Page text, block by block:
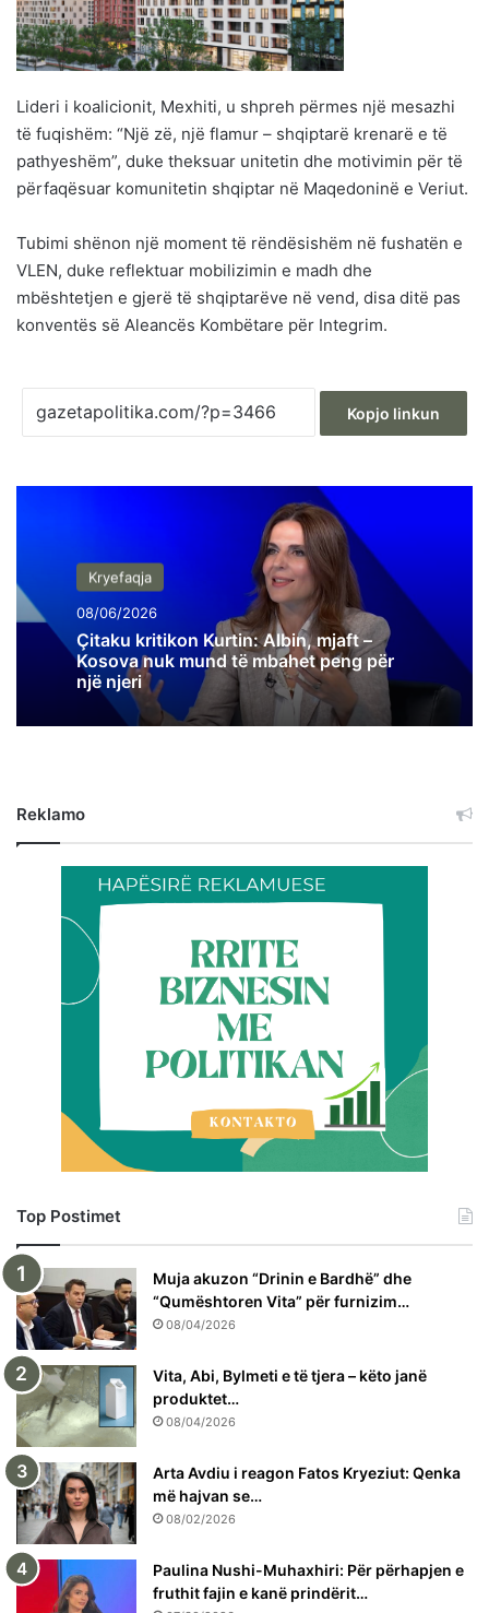
Lideri i koalicionit, Mexhiti, u shpreh përmes një mesazhi
të fuqishëm: “Një zë, një flamur – shqiptarë krenarë e të
pathyeshëm”, duke theksuar unitetin dhe motivimin për të
përfaqësuar komunitetin shqiptar në Maqedoninë e Veriut.
Tubimi shënon një moment të rëndësishëm në fushatën e
VLEN, duke reflektuar mobilizimin e madh dhe
mbështetjen e gjerë të shqiptarëve në vend, disa ditë pas
konventës së Aleancës Kombëtare për Integrim.
Kopjo linkun
Kryefaqja
08/06/2026
Çitaku kritikon Kurtin: Albin, mjaft –
Kosova nuk mund të mbahet peng për
një njeri
Reklamo
Top Postimet
Muja akuzon “Drinin e Bardhë” dhe
“Qumështoren Vita” për furnizim…
08/04/2026
Vita, Abi, Bylmeti e të tjera – këto janë
produktet…
08/04/2026
Arta Avdiu i reagon Fatos Kryeziut: Qenka
më hajvan se…
08/02/2026
Paulina Nushi-Muhaxhiri: Për përhapjen e
fruthit fajin e kanë prindërit…